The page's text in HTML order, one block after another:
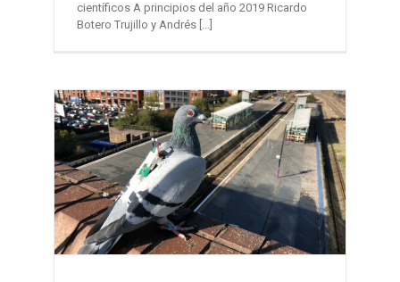
científicos A principios del año 2019 Ricardo
Botero Trujillo y Andrés [...]